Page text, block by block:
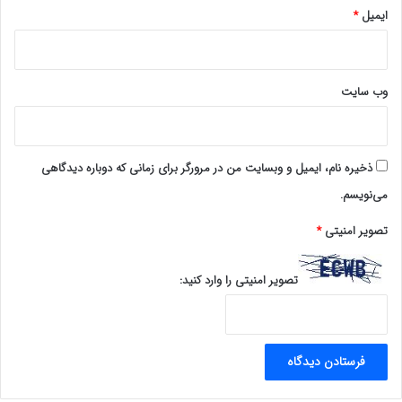
قالب واژه نیز ارائه می‏گردند).
عبارت به عنوان ضرب ‏المثل را در خود ندارد: یکی شهرت و رواج،
که شرطِ اصلیِ مثل شدن است. در واقع کاربرد مردم است که
به مثل‏ها اعتبار می‏دهد و باعث می‏شود جمله‏ ای مشهور،
اصطلاح و تعبیر کلیشه ‏ایِ رایج، مَثَل نیست، بلکه باید
خصوصیّات دیگر مَثَل، مِثلِ جنبه‏ های اندرزی، استعاری، رسایی
«وجه مثبت و معتبر در تعریف مثل آن خاصیّتی است که
موجب می‏شود تا کلامی در تداول عامّه، مقامی پایدار کسب
ایمیل*
وب‌ سایت
ذخیره نام، ایمیل و وبسایت من در مرورگر برای زمانی که دوباره دیدگاهی
می‌نویسم.
تصویر امنیتی*
تصویر امنیتی را وارد کنید: